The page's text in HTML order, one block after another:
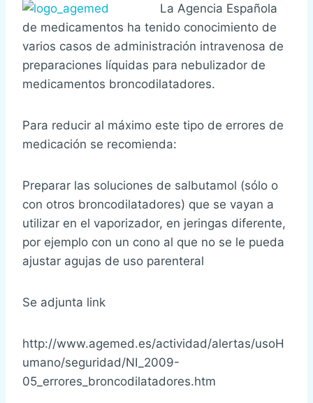
La Agencia Española
de medicamentos ha tenido conocimiento de
varios casos de administración intravenosa de
preparaciones líquidas para nebulizador de
medicamentos broncodilatadores.
Para reducir al máximo este tipo de errores de
medicación se recomienda:
Preparar las soluciones de salbutamol (sólo o
con otros broncodilatadores) que se vayan a
utilizar en el vaporizador, en jeringas diferente,
por ejemplo con un cono al que no se le pueda
ajustar agujas de uso parenteral
Se adjunta link
http://www.agemed.es/actividad/alertas/usoH
umano/seguridad/NI_2009-
05_errores_broncodilatadores.htm